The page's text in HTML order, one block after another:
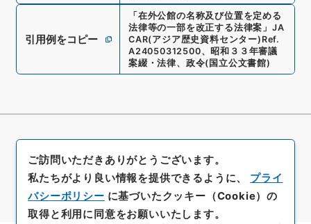
引用例をコピー
「 在外公館の名称及び位置を定める
法律等の一部を改正する法律案 」 JA
CAR(アジア歴史資料センター) Ref.
A24050312500、 昭和３３年審議
案綴・法律、政令( 国立公文書館)
ご訪問いただきありがとうございます。
私たちがより良い情報を提供できるように、 プライ
バシーポリシー に基づいたクッキー（Cookie）の
取得と利用に同意をお願いいたします。